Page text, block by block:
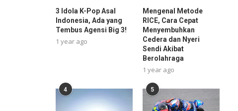
3 Idola K-Pop Asal
Indonesia, Ada yang
Tembus Agensi Big 3!
1 year ago
Mengenal Metode
RICE, Cara Cepat
Menyembuhkan
Cedera dan Nyeri
Sendi Akibat
Berolahraga
1 year ago
4 5